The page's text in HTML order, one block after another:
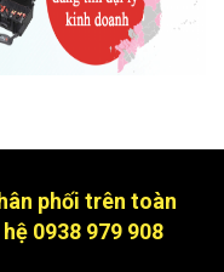
phối trên toàn
0938 979 908